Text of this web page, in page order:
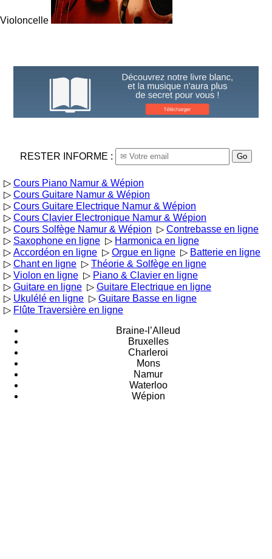
Violoncelle
RESTER INFORME : Go
▷ Cours Piano Namur & Wépion
▷ Cours Guitare Namur & Wépion
▷ Cours Guitare Electrique Namur & Wépion
▷ Cours Clavier Electronique Namur & Wépion
▷ Cours Solfège Namur & Wépion ▷ Contrebasse en ligne
▷ Saxophone en ligne ▷ Harmonica en ligne
▷ Accordéon en ligne ▷ Orgue en ligne ▷ Batterie en ligne
▷ Chant en ligne ▷ Théorie & Solfège en ligne
▷ Violon en ligne ▷ Piano & Clavier en ligne
▷ Guitare en ligne ▷ Guitare Electrique en ligne
▷ Ukulélé en ligne ▷ Guitare Basse en ligne
▷ Flûte Traversière en ligne
Braine-l’Alleud
Bruxelles
Charleroi
Mons
Namur
Waterloo
Wépion